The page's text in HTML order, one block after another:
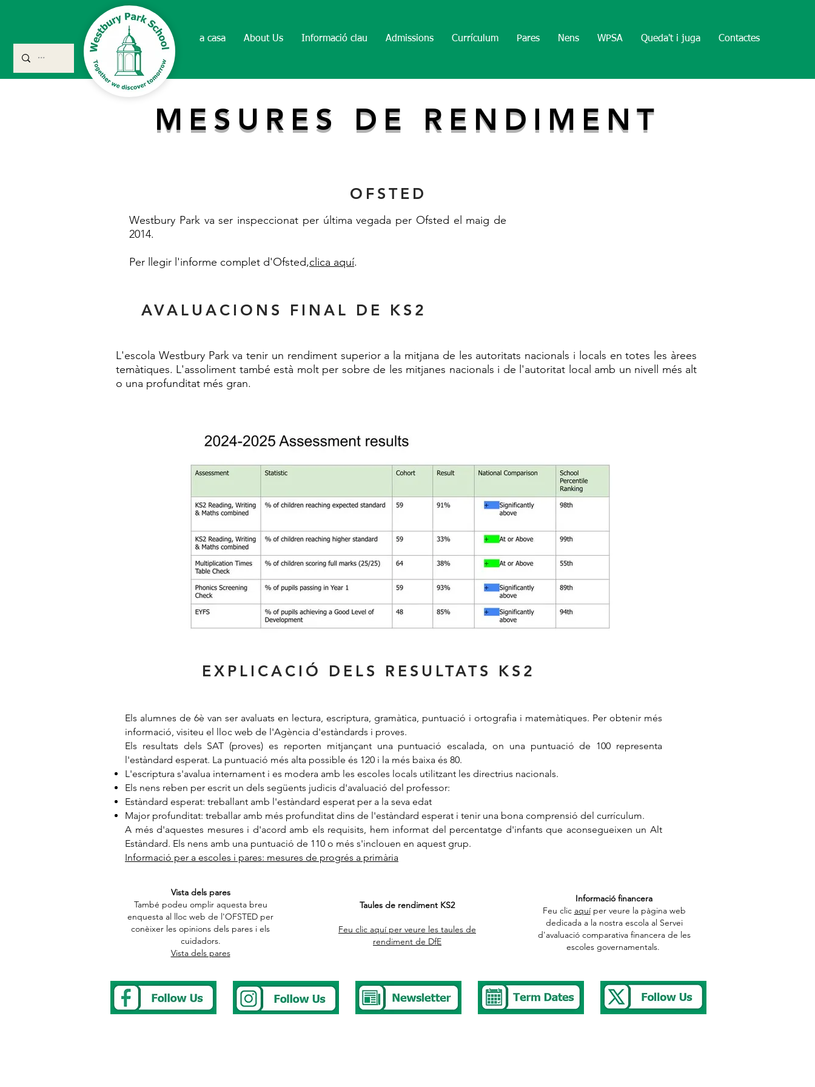
a casa About Us Informació clau Admissions Currículum Pares Nens WPSA Queda't i juga Contactes
MESURES DE RENDIMENT
OFSTED
Westbury Park va ser inspeccionat per última vegada per Ofsted el maig de
2014.
Per llegir l'informe complet d'Ofsted,clica aquí.
AVALUACIONS FINAL DE KS2
L'escola Westbury Park va tenir un rendiment superior a la mitjana de les autoritats nacionals i locals en totes les àrees
temàtiques. L'assoliment també està molt per sobre de les mitjanes nacionals i de l'autoritat local amb un nivell més alt
o una profunditat més gran.
EXPLICACIÓ DELS RESULTATS KS2
Els alumnes de 6è van ser avaluats en lectura, escriptura, gramàtica, puntuació i ortografia i matemàtiques. Per obtenir més
informació, visiteu el lloc web de l'Agència d'estàndards i proves.
Els resultats dels SAT (proves) es reporten mitjançant una puntuació escalada, on una puntuació de 100 representa
l'estàndard esperat. La puntuació més alta possible és 120 i la més baixa és 80.
L'escriptura s'avalua internament i es modera amb les escoles locals utilitzant les directrius nacionals.
Els nens reben per escrit un dels següents judicis d'avaluació del professor:
Estàndard esperat: treballant amb l'estàndard esperat per a la seva edat
Major profunditat: treballar amb més profunditat dins de l'estàndard esperat i tenir una bona comprensió del currículum.
A més d'aquestes mesures i d'acord amb els requisits, hem informat del percentatge d'infants que aconsegueixen un Alt
Estàndard. Els nens amb una puntuació de 110 o més s'inclouen en aquest grup.
Informació per a escoles i pares: mesures de progrés a primària
Vista dels pares
També podeu omplir aquesta breu
enquesta al lloc web de l'OFSTED per
conèixer les opinions dels pares i els
cuidadors.
Vista dels pares
Taules de rendiment KS2
Feu clic aquí per veure les taules de
rendiment de DfE
Informació financera
Feu clic aquíper veure la pàgina web
dedicada a la nostra escola al Servei
d'avaluació comparativa financera de les
escoles governamentals.